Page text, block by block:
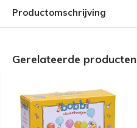
Productomschrijving
Gerelateerde producten